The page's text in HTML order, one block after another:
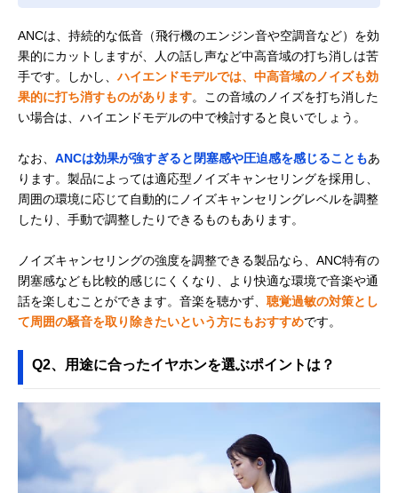
ANCは、持続的な低音（飛行機のエンジン音や空調音など）を効
果的にカットしますが、人の話し声など中高音域の打ち消しは苦
手です。しかし、ハイエンドモデルでは、中高音域のノイズも効
果的に打ち消すものがあります。この音域のノイズを打ち消した
い場合は、ハイエンドモデルの中で検討すると良いでしょう。
なお、 ANCは効果が強すぎると閉塞感や圧迫感を感じることもあ
ります。製品によっては適応型ノイズキャンセリングを採用し、
周囲の環境に応じて自動的にノイズキャンセリングレベルを調整
したり、手動で調整したりできるものもあります。
ノイズキャンセリングの強度を調整できる製品なら、ANC特有の
閉塞感なども比較的感じにくくなり、より快適な環境で音楽や通
話を楽しむことができます。音楽を聴かず、 聴覚過敏の対策とし
て周囲の騒音を取り除きたいという方にもおすすめです。
Q2、用途に合ったイヤホンを選ぶポイントは？